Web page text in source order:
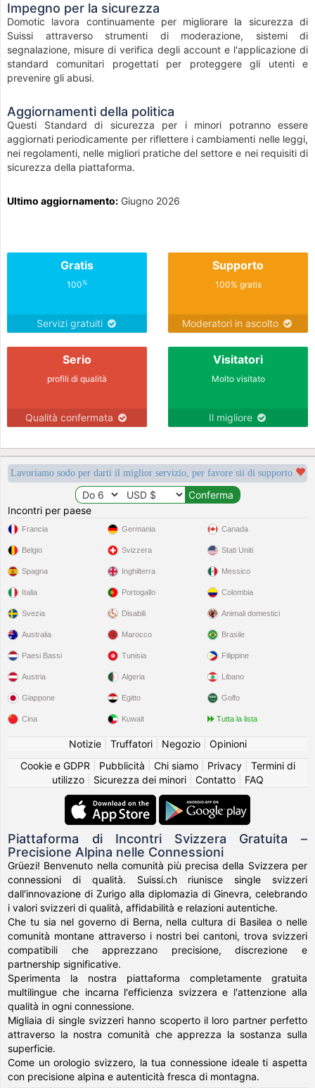
Impegno per la sicurezza
Domotic lavora continuamente per migliorare la sicurezza di
Suissi attraverso strumenti di moderazione, sistemi di
segnalazione, misure di verifica degli account e l'applicazione di
standard comunitari progettati per proteggere gli utenti e
prevenire gli abusi.
Aggiornamenti della politica
Questi Standard di sicurezza per i minori potranno essere
aggiornati periodicamente per riflettere i cambiamenti nelle leggi,
nei regolamenti, nelle migliori pratiche del settore e nei requisiti di
sicurezza della piattaforma.
Ultimo aggiornamento: Giugno 2026
Gratis
100%
Servizi gratuiti
Supporto
100% gratis
Moderatori in ascolto
Serio
profili di qualità
Qualità confermata
Visitatori
Molto visitato
Il migliore
Lavoriamo sodo per darti il miglior servizio, per favore sii di supporto
Incontri per paese
Francia
Belgio
Spagna
Italia
Svezia
Germania
Svizzera
Inghilterra
Portogallo
Disabili
Canada
Stati Uniti
Messico
Colombia
Animali domestici
Australia
Paesi Bassi
Austria
Giappone
Cina
Marocco
Tunisia
Algeria
Egitto
Kuwait
Brasile
Filippine
Libano
Golfo
Tutta la lista
Notizie| Truffatori| Negozio| Opinioni
Cookie e GDPR
Pubblicità Chi siamo| Privacy| Termini di
utilizzo| Sicurezza dei minori| Contatto| FAQ
Piattaforma di Incontri Svizzera Gratuita –
Precisione Alpina nelle Connessioni
Grüezi! Benvenuto nella comunità più precisa della Svizzera per
connessioni di qualità. Suissi.ch riunisce single svizzeri
dall'innovazione di Zurigo alla diplomazia di Ginevra, celebrando
i valori svizzeri di qualità, affidabilità e relazioni autentiche.
Che tu sia nel governo di Berna, nella cultura di Basilea o nelle
comunità montane attraverso i nostri bei cantoni, trova svizzeri
compatibili che apprezzano precisione, discrezione e
partnership significative.
Sperimenta la nostra piattaforma completamente gratuita
multilingue che incarna l'efficienza svizzera e l'attenzione alla
qualità in ogni connessione.
Migliaia di single svizzeri hanno scoperto il loro partner perfetto
attraverso la nostra comunità che apprezza la sostanza sulla
superficie.
Come un orologio svizzero, la tua connessione ideale ti aspetta
con precisione alpina e autenticità fresca di montagna.